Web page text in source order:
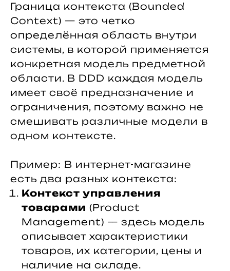
Граница контекста (Bounded
Context) — это четко
определённая область внутри
системы, в которой применяется
конкретная модель предметной
области. В DDD каждая модель
имеет своё предназначение и
ограничения, поэтому важно не
смешивать различные модели в
одном контексте.
Пример: В интернет-магазине
есть два разных контекста:
Контекст управления
товарами (Product
Management) — здесь модель
описывает характеристики
товаров, их категории, цены и
наличие на складе.